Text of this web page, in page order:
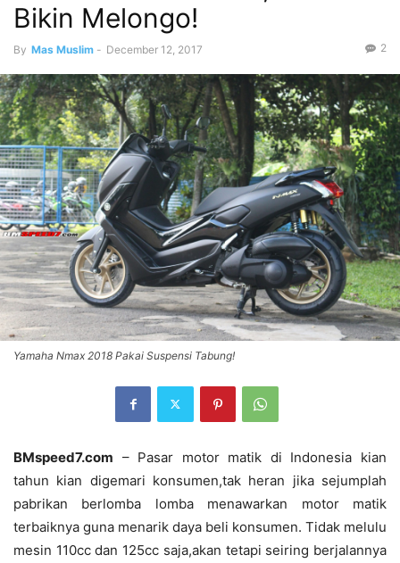
Bikin Melongo!
By Mas Muslim - December 12, 2017 2
Yamaha Nmax 2018 Pakai Suspensi Tabung!
BMspeed7.com – Pasar motor matik di Indonesia kian
tahun kian digemari konsumen,tak heran jika sejumplah
pabrikan berlomba lomba menawarkan motor matik
terbaiknya guna menarik daya beli konsumen. Tidak melulu
mesin 110cc dan 125cc saja,akan tetapi seiring berjalannya